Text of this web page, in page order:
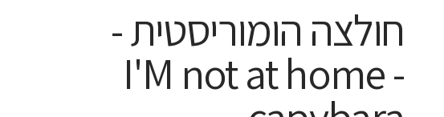
חולצה הומוריסטית -
I'M not at home -